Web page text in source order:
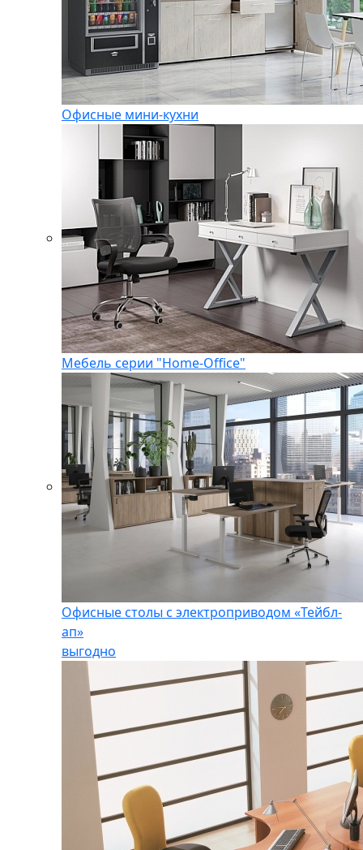
Офисные мини-кухни
Мебель серии "Home-Office"
Офисные столы с электроприводом «Тейбл-
ап»
выгодно